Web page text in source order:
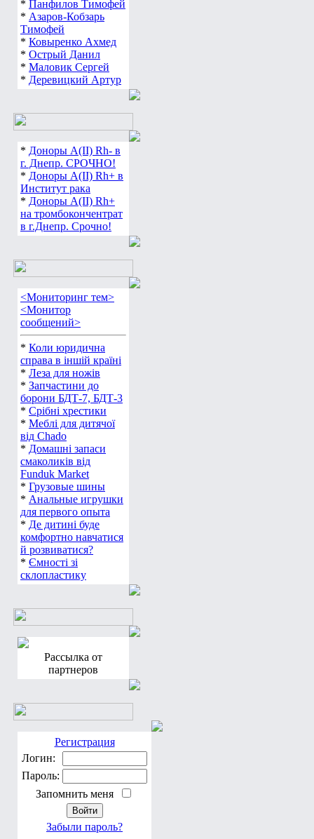
* Панфилов Тимофей
* Азаров-Кобзарь
Тимофей
* Ковыренко Ахмед
* Острый Данил
* Маловик Сергей
* Деревицкий Артур
* Доноры А(ІІ) Rh- в
г. Днепр. СРОЧНО!
* Доноры А(ІІ) Rh+ в
Институт рака
* Доноры А(ІІ) Rh+
на тромбокончентрат
в г.Днепр. Срочно!
<Мониторинг тем>
<Монитор
сообщений>
* Коли юридична
справа в іншій країні
* Леза для ножів
* Запчастини до
борони БДТ-7, БДТ-3
* Срібні хрестики
* Меблі для дитячої
від Chado
* Домашні запаси
смаколиків від
Funduk Market
* Грузовые шины
* Анальные игрушки
для первого опыта
* Де дитині буде
комфортно навчатися
й розвиватися?
* Ємності зі
склопластику
Рассылка от
партнеров
Регистрация
Логин:
Пароль:
Запомнить меня
Забыли пароль?